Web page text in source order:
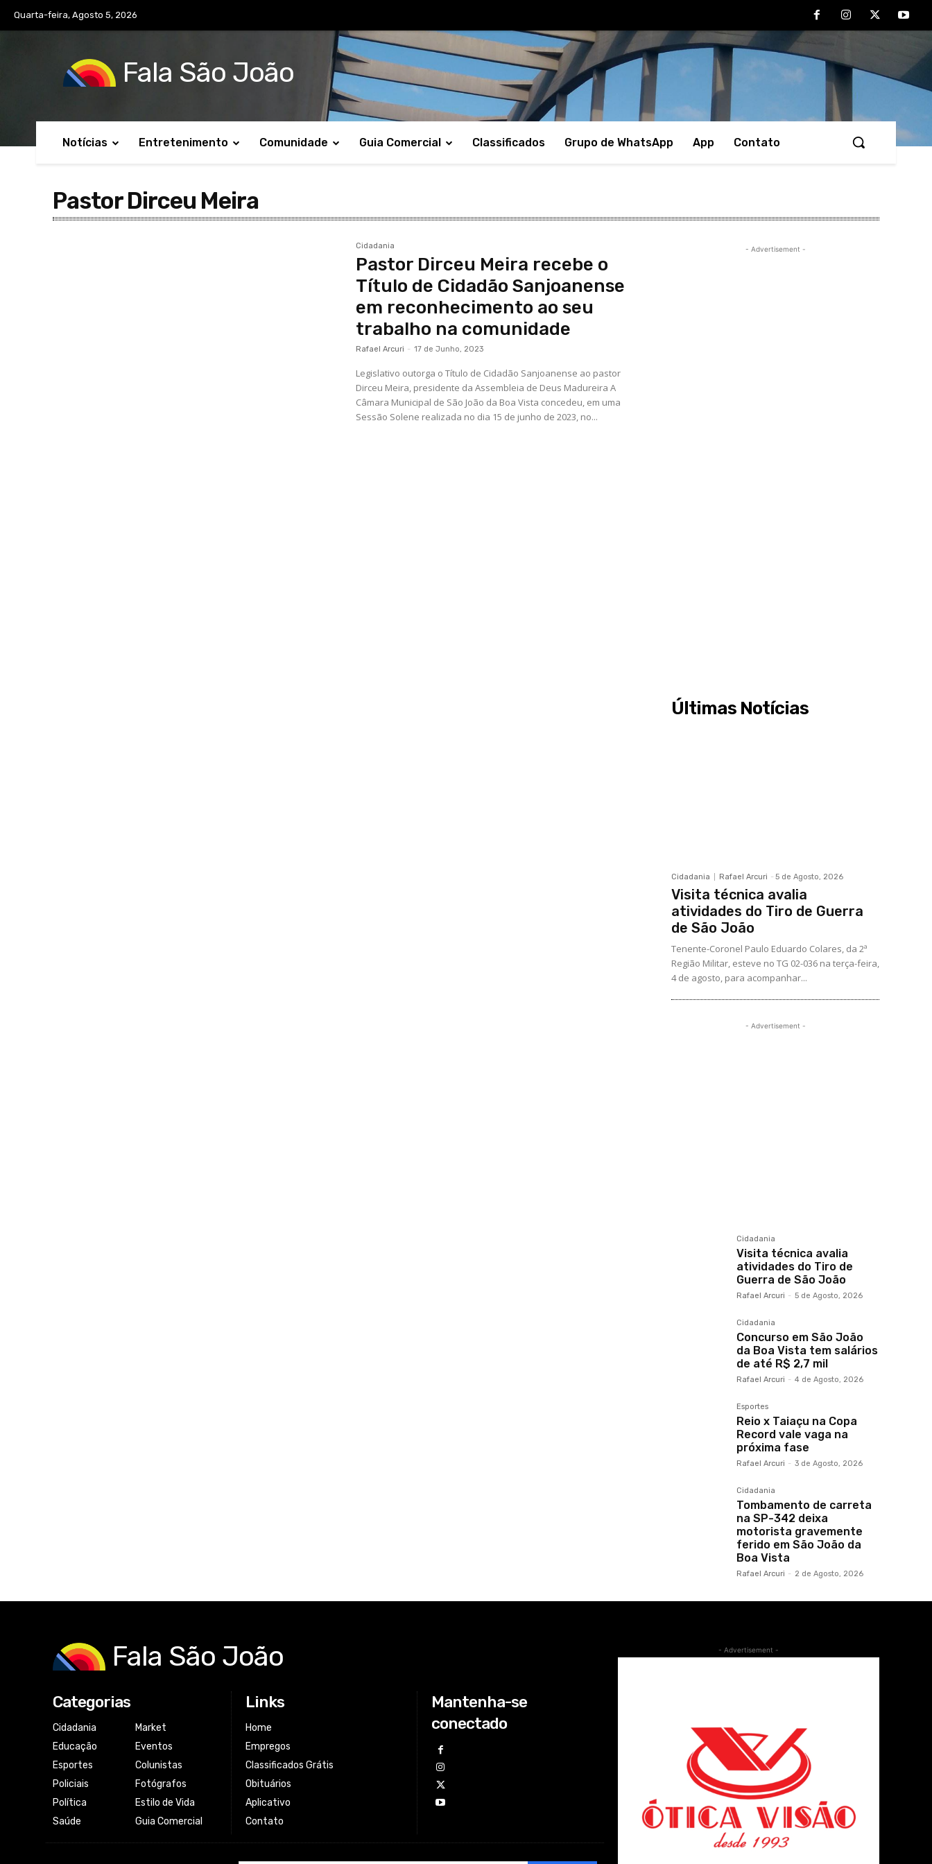
Quarta-feira, Agosto 5, 2026
Fala São João
Notícias Entretenimento Comunidade Guia Comercial Classificados Grupo de WhatsApp App Contato
Pastor Dirceu Meira
Cidadania
Pastor Dirceu Meira recebe o
Título de Cidadão Sanjoanense
em reconhecimento ao seu
trabalho na comunidade
Rafael Arcuri - 17 de Junho, 2023
Legislativo outorga o Título de Cidadão Sanjoanense ao pastor
Dirceu Meira, presidente da Assembleia de Deus Madureira A
Câmara Municipal de São João da Boa Vista concedeu, em uma
Sessão Solene realizada no dia 15 de junho de 2023, no...
- Advertisement -
Últimas Notícias
Cidadania Rafael Arcuri - 5 de Agosto, 2026
Visita técnica avalia
atividades do Tiro de Guerra
de São João
Tenente-Coronel Paulo Eduardo Colares, da 2ª
Região Militar, esteve no TG 02-036 na terça-feira,
4 de agosto, para acompanhar...
- Advertisement -
Cidadania
Visita técnica avalia
atividades do Tiro de
Guerra de São João
Rafael Arcuri - 5 de Agosto, 2026
Cidadania
Concurso em São João
da Boa Vista tem salários
de até R$ 2,7 mil
Rafael Arcuri - 4 de Agosto, 2026
Esportes
Reio x Taiaçu na Copa
Record vale vaga na
próxima fase
Rafael Arcuri - 3 de Agosto, 2026
Cidadania
Tombamento de carreta
na SP-342 deixa
motorista gravemente
ferido em São João da
Boa Vista
Rafael Arcuri - 2 de Agosto, 2026
Fala São João
Categorias
Cidadania
Educação
Esportes
Policiais
Política
Saúde
Market
Eventos
Colunistas
Fotógrafos
Estilo de Vida
Guia Comercial
Links
Home
Empregos
Classificados Grátis
Obituários
Aplicativo
Contato
Mantenha-se
conectado
- Advertisement -